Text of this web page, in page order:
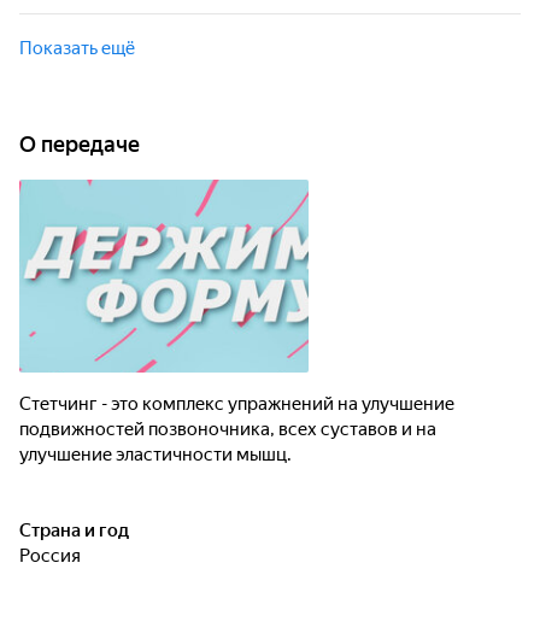
ждёт стройное и подтянутое тело.
Стретчинг - это комплекс упражнений для эластичности
мышц и улучшения подвижности позвоночника и всех
суставов. При регулярном выполнении тренировок вас
Показать ещё
О передаче
Стетчинг - это комплекс упражнений на улучшение
подвижностей позвоночника, всех суставов и на
улучшение эластичности мышц.
Страна и год
Россия